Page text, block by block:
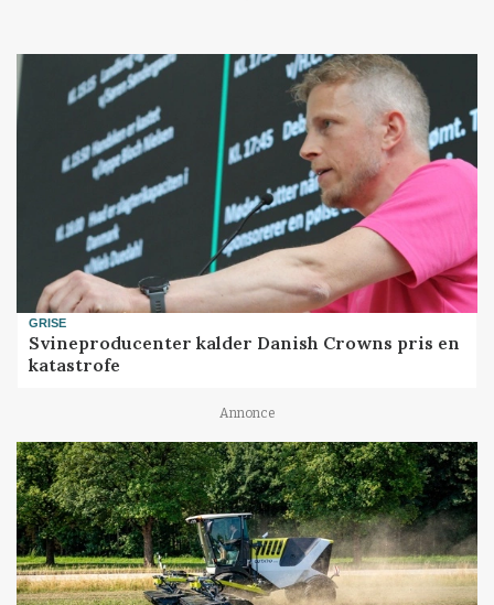
GRISE
Svineproducenter kalder Danish Crowns pris en
katastrofe
Annonce